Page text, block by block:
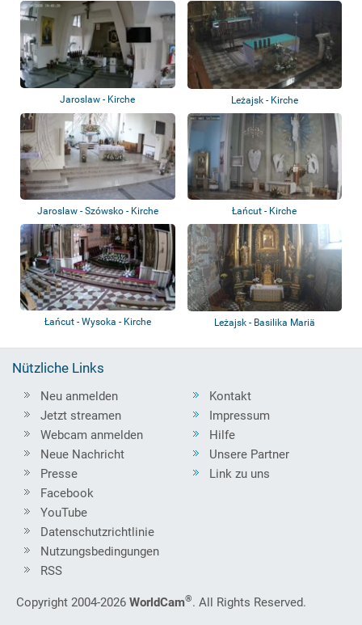
Jaroslaw - Kirche Leżajsk - Kirche
Jaroslaw - Szówsko - Kirche Łańcut - Kirche
Łańcut - Wysoka - Kirche
Leżajsk - Basilika Mariä
Nützliche Links
Neu anmelden
Jetzt streamen
Webcam anmelden
Neue Nachricht
Presse
Kontakt
Impressum
Hilfe
Unsere Partner
Link zu uns
Facebook
YouTube
Datenschutzrichtlinie
Nutzungsbedingungen
RSS
Copyright 2004-2026 WorldCam®. All Rights Reserved.